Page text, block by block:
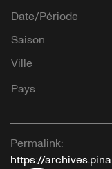
Date/Période
Saison
Ville
Pays
Permalink:
https://